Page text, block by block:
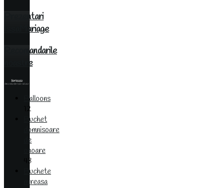
Prezentari
IssaMariage
Recomandarile
noastre
Balloons
12
Buchet
domnisoare
de
onoare
43
Buchete
mireasa